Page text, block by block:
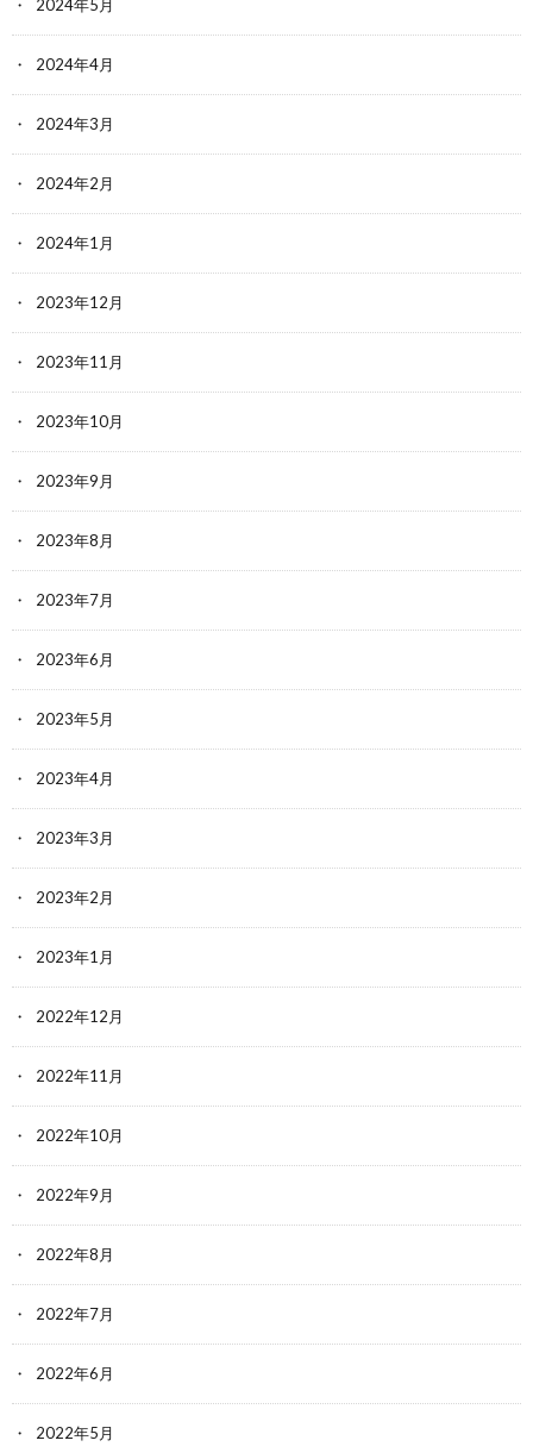
2024年5月
2024年4月
2024年3月
2024年2月
2024年1月
2023年12月
2023年11月
2023年10月
2023年9月
2023年8月
2023年7月
2023年6月
2023年5月
2023年4月
2023年3月
2023年2月
2023年1月
2022年12月
2022年11月
2022年10月
2022年9月
2022年8月
2022年7月
2022年6月
2022年5月